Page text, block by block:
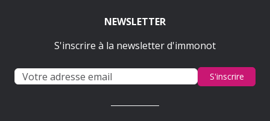
NEWSLETTER
S'inscrire à la newsletter d'immonot
S'inscrire